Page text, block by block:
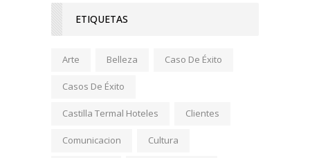
ETIQUETAS
Arte Belleza Caso De Éxito
Casos De Éxito
Castilla Termal Hoteles Clientes
Comunicacion Cultura